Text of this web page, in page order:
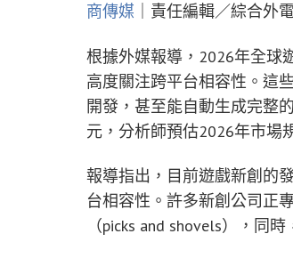
商傳媒 ｜責任編輯／綜合外
根據外媒報導，2026年全球
高度關注跨平台相容性。這
開發，甚至能自動生成完整
元，分析師預估2026年市場
報導指出，目前遊戲新創的
台相容性。許多新創公司正
（picks and shovels），同